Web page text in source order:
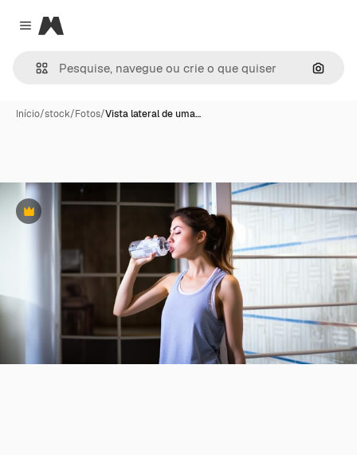
Close menu
Magnific
Início/stock/Fotos/Vista lateral de uma…
Premium